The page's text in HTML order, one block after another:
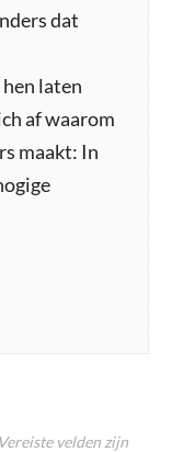
dat
laten
af waarom
maakt: In
Vereiste velden zijn